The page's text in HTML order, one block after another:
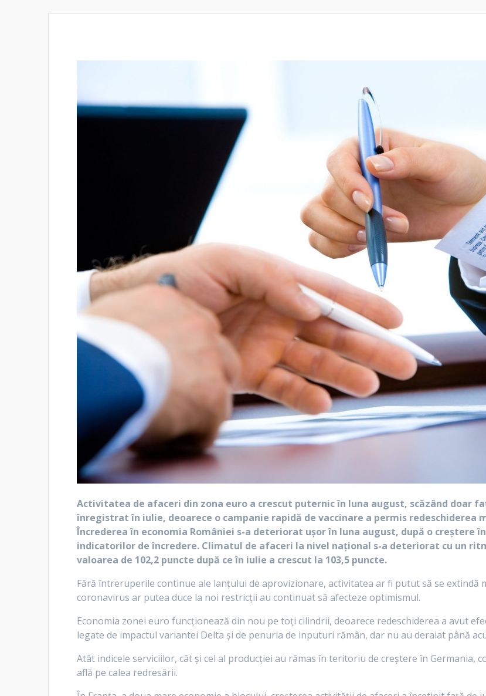
Activitatea de afaceri din zona euro a crescut puternic în luna august, scăzând doar
înregistrat în iulie, deoarece o campanie rapidă de vaccinare a permis
Încrederea în economia României s-a deteriorat uşor în luna august, după o
indicatorilor de încredere. Climatul de afaceri la nivel național s-a deteriorat cu un
valoarea de 102,2 puncte după ce în iulie a crescut la 103,5 puncte.
Fără întreruperile continue ale lanțului de aprovizionare, activitatea ar fi putut să se extindă
coronavirus ar putea duce la noi restricții au continuat să afecteze optimismul.
Economia zonei euro funcționează din nou pe toți cilindrii, deoarece redeschiderea a avut
legate de impactul variantei Delta și de penuria de inputuri rămân, dar nu au deraiat până
Atât indicele serviciilor, cât și cel al producției au rămas în teritoriu de creștere în Germania,
află pe calea redresării.